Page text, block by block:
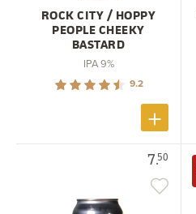
ROCK CITY / HOPPY
PEOPLE CHEEKY
BASTARD
IPA 9%
9.2
7.50